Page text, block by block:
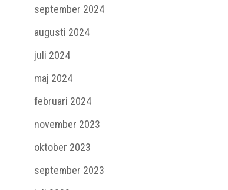
september 2024
augusti 2024
juli 2024
maj 2024
februari 2024
november 2023
oktober 2023
september 2023